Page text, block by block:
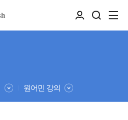
원어민 강의